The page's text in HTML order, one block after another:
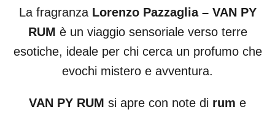
La fragranza Lorenzo Pazzaglia – VAN PY
RUM è un viaggio sensoriale verso terre
esotiche, ideale per chi cerca un profumo che
evochi mistero e avventura.
VAN PY RUM si apre con note di rum e